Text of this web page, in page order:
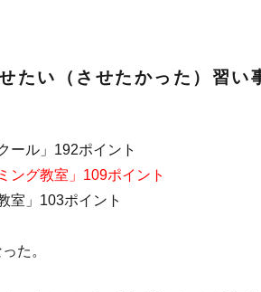
たい（させたかった）習い
ール」192ポイント
ング教室」109ポイント
室」103ポイント
た。